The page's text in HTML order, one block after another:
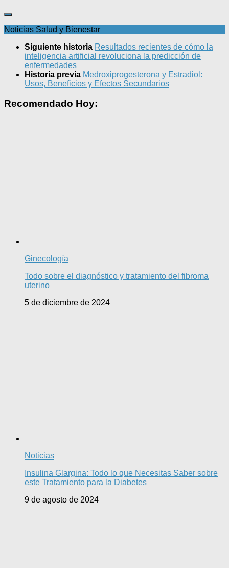
Noticias Salud y Bienestar
Siguiente historia Resultados recientes de cómo la
inteligencia artificial revoluciona la predicción de
enfermedades
Historia previa Medroxiprogesterona y Estradiol:
Usos, Beneficios y Efectos Secundarios
Recomendado Hoy:
Ginecología
Todo sobre el diagnóstico y tratamiento del fibroma
uterino
5 de diciembre de 2024
Noticias
Insulina Glargina: Todo lo que Necesitas Saber sobre
este Tratamiento para la Diabetes
9 de agosto de 2024